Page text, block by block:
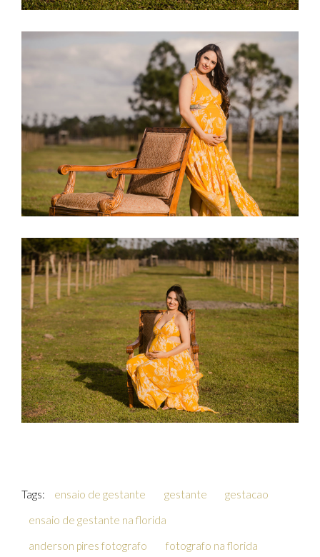
Tags: ensaio de gestante gestante
gestacao
ensaio de gestante na florida
anderson pires fotografo
fotografo na florida